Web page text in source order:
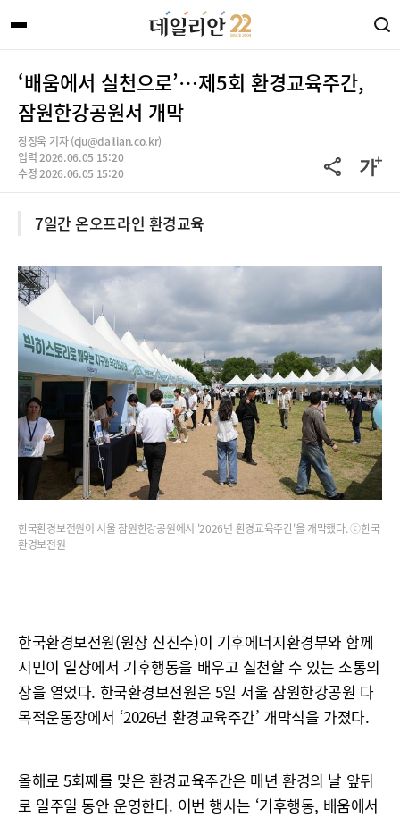
‘배움에서 실천으로’…제5회 환경교육주간,
잠원한강공원서 개막
장정욱 기자 (cju@dailian.co.kr)
입력 2026.06.05 15:20
수정 2026.06.05 15:20
7일간 온오프라인 환경교육
한국환경보전원이 서울 잠원한강공원에서 '2026년 환경교육주간'을 개막했다. ⓒ한국
환경보전원
한국환경보전원(원장 신진수)이 기후에너지환경부와 함께
시민이 일상에서 기후행동을 배우고 실천할 수 있는 소통의
장을 열었다. 한국환경보전원은 5일 서울 잠원한강공원 다
목적운동장에서 ‘2026년 환경교육주간’ 개막식을 가졌다.
올해로 5회째를 맞은 환경교육주간은 매년 환경의 날 앞뒤
로 일주일 동안 운영한다. 이번 행사는 ‘기후행동, 배움에서